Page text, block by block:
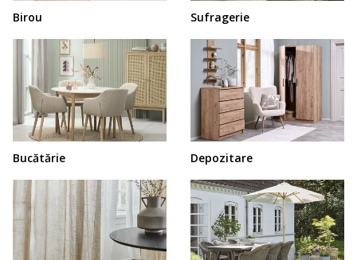
Birou Sufragerie
Bucătărie Depozitare